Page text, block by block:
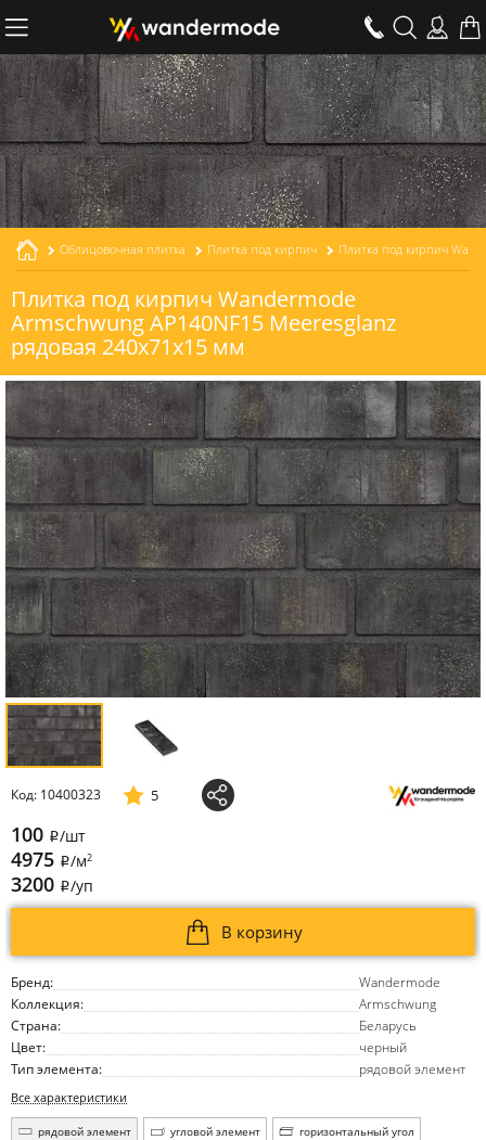
Облицовочная плитка Плитка под кирпич
Плитка под кирпич Wandermode
Armschwung AP140NF15 Meeresglanz
рядовая 240x71x15 мм
Бренд:
Wandermode
Коллекция:
Armschwung
Страна:
Беларусь
Цвет:
черный
Тип элемента:
рядовой элемент
Все характеристики
рядовой элемент угловой элемент горизонтальный угол
Код: 10400323 5
100 i/шт
4975 i/м2
3200 i/уп
В корзину